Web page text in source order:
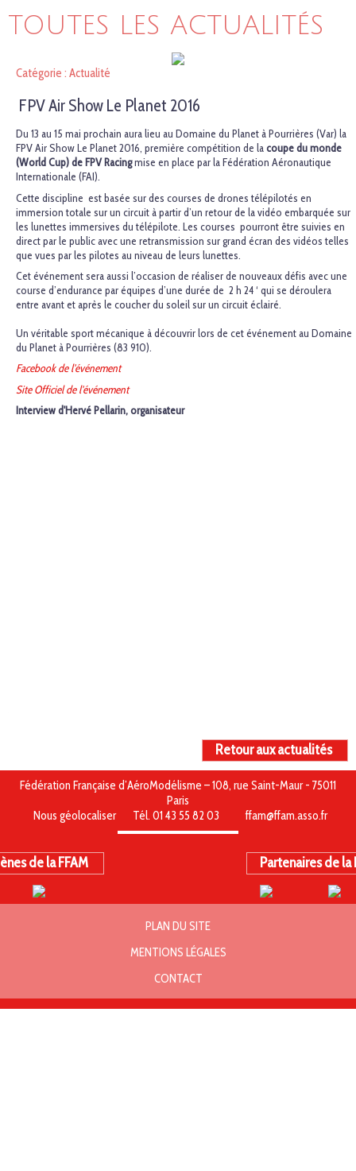
TOUTES LES ACTUALITÉS
Catégorie : Actualité
FPV Air Show Le Planet 2016
Du 13 au 15 mai prochain aura lieu au Domaine du Planet à Pourrières (Var) la
FPV Air Show Le Planet 2016, première compétition de lacoupe du monde
(World Cup) de FPV Racingmise en place par la Fédération Aéronautique
Internationale (FAI).
Cette discipline est basée sur des courses de drones télépilotés en
immersion totale sur un circuit à partir d’un retour de la vidéo embarquée sur
les lunettes immersives du télépilote. Les courses pourront être suivies en
direct par le public avec une retransmission sur grand écran des vidéos telles
que vues par les pilotes au niveau de leurs lunettes.
Cet événement sera aussi l’occasion de réaliser de nouveaux défis avec une
course d’endurance par équipes d’une durée de 2 h 24 ‘ qui se déroulera
entre avant et après le coucher du soleil sur un circuit éclairé.
Un véritable sport mécanique à découvrir lors de cet événement au Domaine
du Planet à Pourrières (83 910).
Facebook de l'événement
Site Officiel de l'événement
Interview d'Hervé Pellarin, organisateur
Retour aux actualités
Fédération Française d’AéroModélisme – 108, rue Saint-Maur - 75011
Paris
Nous géolocaliser
Tél. 01 43 55 82 03 ffam@ffam.asso.fr
de la FFAM Partenaires de la
PLAN DU SITE
MENTIONS LÉGALES
CONTACT